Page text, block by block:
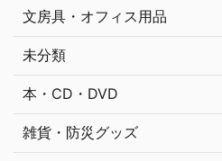
文房具・オフィス用品
未分類
本・CD・DVD
雑貨・防災グッズ